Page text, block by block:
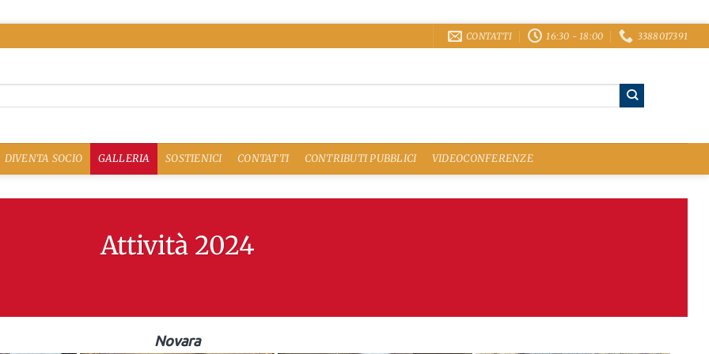
CONTATTI 16:30 - 18:00 3388017391
DIVENTA SOCIO GALLERIA SOSTIENICI CONTATTI CONTRIBUTI PUBBLICI VIDEOCONFERENZE
Attività 2024
Novara